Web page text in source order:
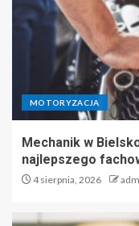
MOTORYZACJA
Mechanik w
najlepszego
4 sierpnia, 2026